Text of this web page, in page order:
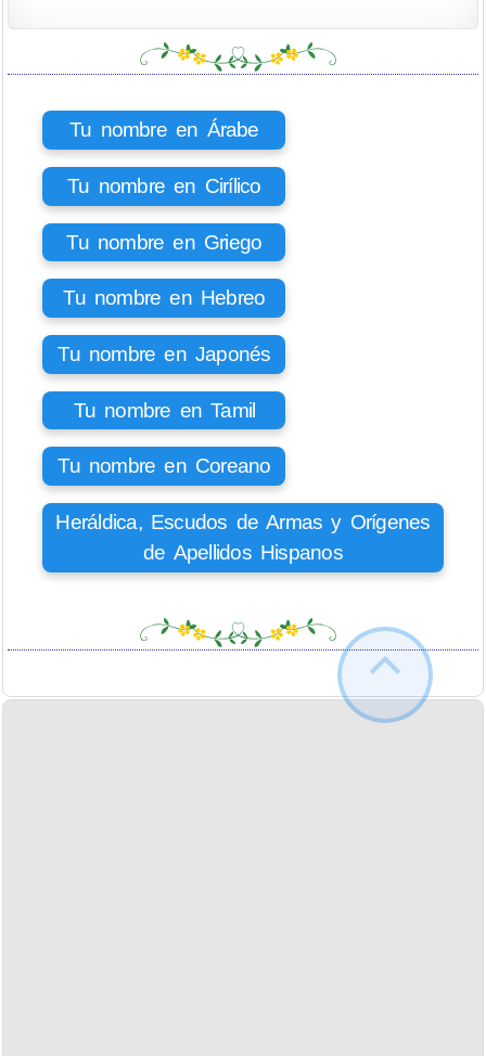
Tu nombre en Árabe
Tu nombre en Cirílico
Tu nombre en Griego
Tu nombre en Hebreo
Tu nombre en Japonés
Tu nombre en Tamil
Tu nombre en Coreano
Heráldica, Escudos de Armas y Orígenes
de Apellidos Hispanos